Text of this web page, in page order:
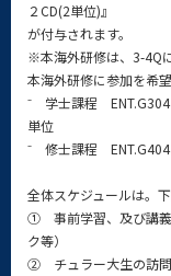
２CD(2単位)』
が付与されます。
※本海外研修は、3-4Q
本海外研修に参加を希
⁻ 学士課程 ENT.G304
単位
⁻ 修士課程 ENT.G404
全体スケジュールは。
① 事前学習、及び講義
ク等）
② チュラー大生の訪